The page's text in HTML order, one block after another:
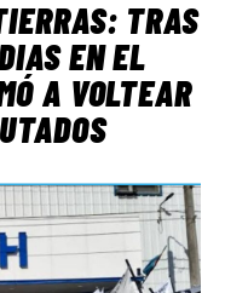
TRAS
EN EL
A VOLTEAR